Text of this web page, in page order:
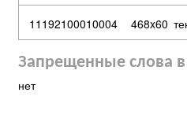
11192100010004 468x60
Запрещенные слова
нет